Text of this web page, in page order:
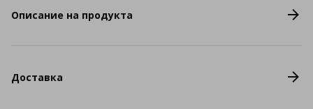
Описание на продукта
Доставка